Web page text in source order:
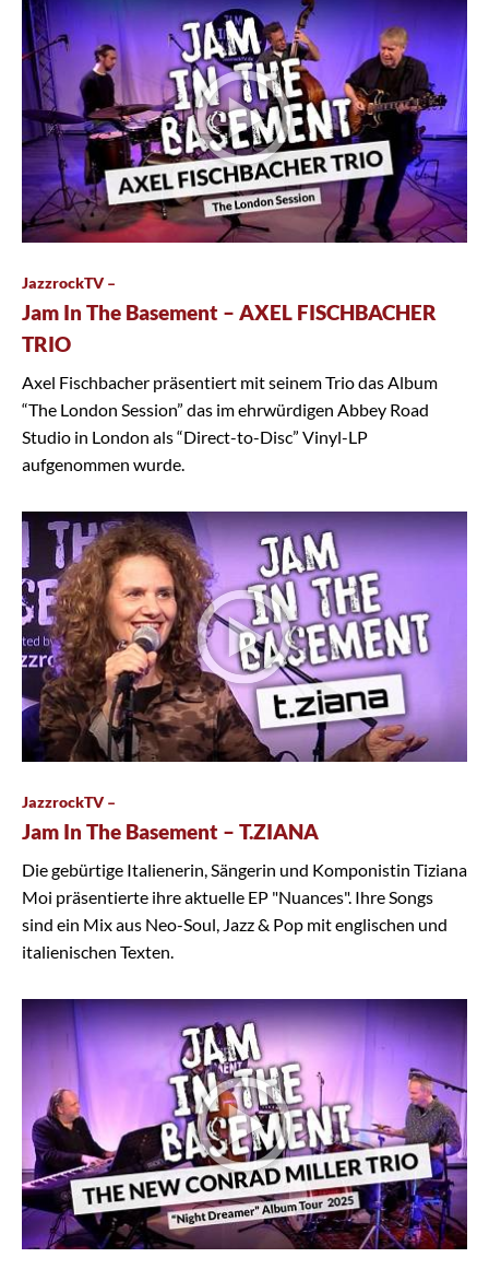
JazzrockTV –
Jam In The Basement – AXEL FISCHBACHER
TRIO
Axel Fischbacher präsentiert mit seinem Trio das Album
“The London Session” das im ehrwürdigen Abbey Road
Studio in London als “Direct-to-Disc” Vinyl-LP
aufgenommen wurde.
JazzrockTV –
Jam In The Basement – T.ZIANA
Die gebürtige Italienerin, Sängerin und Komponistin Tiziana
Moi präsentierte ihre aktuelle EP "Nuances". Ihre Songs
sind ein Mix aus Neo-Soul, Jazz & Pop mit englischen und
italienischen Texten.